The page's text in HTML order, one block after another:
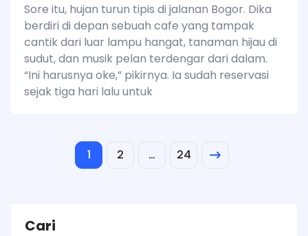
Sore itu, hujan turun tipis di jalanan Bogor. Dika
berdiri di depan sebuah cafe yang tampak
cantik dari luar lampu hangat, tanaman hijau di
sudut, dan musik pelan terdengar dari dalam.
“Ini harusnya oke,” pikirnya. Ia sudah reservasi
sejak tiga hari lalu untuk
1 2 … 24
Cari